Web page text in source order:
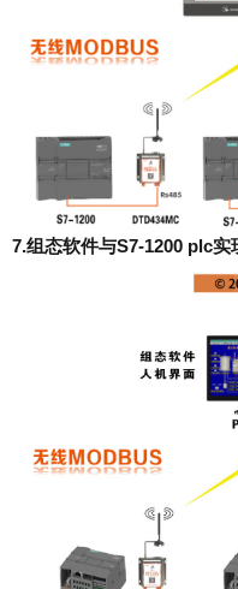
7.组态软件与S7-1200 plc